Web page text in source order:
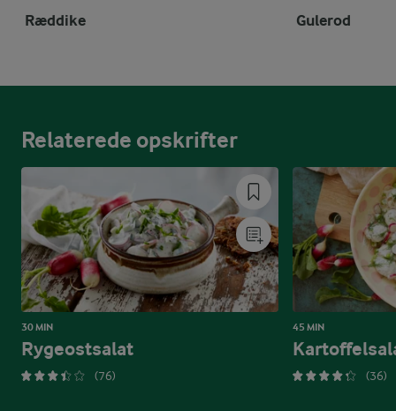
Ræddike Gulerod
Relaterede opskrifter
30 MIN
Rygeostsalat
(76)
45 MIN
(36)